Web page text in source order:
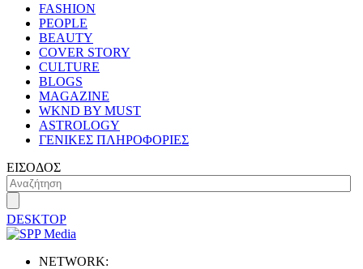
FASHION
PEOPLE
BEAUTY
COVER STORY
CULTURE
BLOGS
MAGAZINE
WKND BY MUST
ASTROLOGY
ΓΕΝΙΚΕΣ ΠΛΗΡΟΦΟΡΙΕΣ
ΕΙΣΟΔΟΣ
DESKTOP
NETWORK: